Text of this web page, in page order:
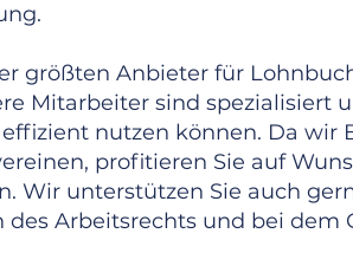
größten Anbieter für
Mitarbeiter sind spezialisiert
nutzen können. Da
profitieren Sie auf
Wir unterstützen Sie auch
des Arbeitsrechts und bei dem